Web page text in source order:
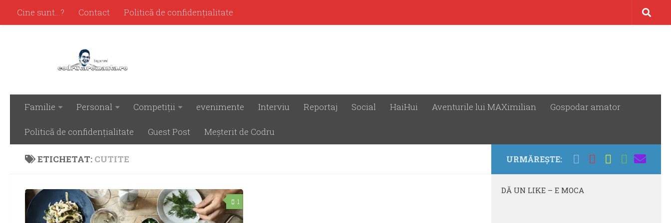
Cine sunt…? Contact Politică de confidenţialitate
Familie Personal Competiţii evenimente Interviu Reportaj Social HaiHui Aventurile lui MAXimilian Gospodar amator
Politică de confidenţialitate Guest Post Meşterit de Codru
ETICHETAT: CUTITE
1
URMĂREȘTE:
DĂ UN LIKE – E MOCA